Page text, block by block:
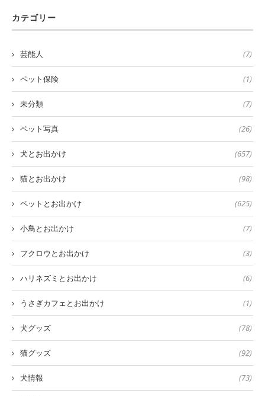
カテゴリー
芸能人 (7)
ペット保険 (1)
未分類 (7)
ペット写真 (26)
犬とお出かけ (657)
猫とお出かけ (98)
ペットとお出かけ (625)
小鳥とお出かけ (7)
フクロウとお出かけ (3)
ハリネズミとお出かけ (6)
うさぎカフェとお出かけ (1)
犬グッズ (78)
猫グッズ (92)
犬情報 (73)